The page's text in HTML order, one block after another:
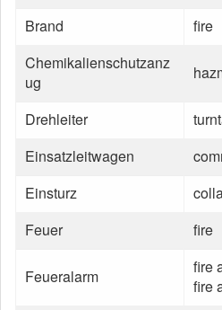
Brand
fire
Chemikalienschutzanz
ug
Drehleiter
Einsatzleitwagen
Einsturz
Feuer
fire
Feueralarm
fire
fire